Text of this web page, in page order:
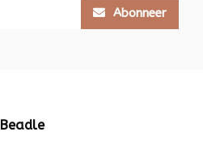
Abonneer
Beadle